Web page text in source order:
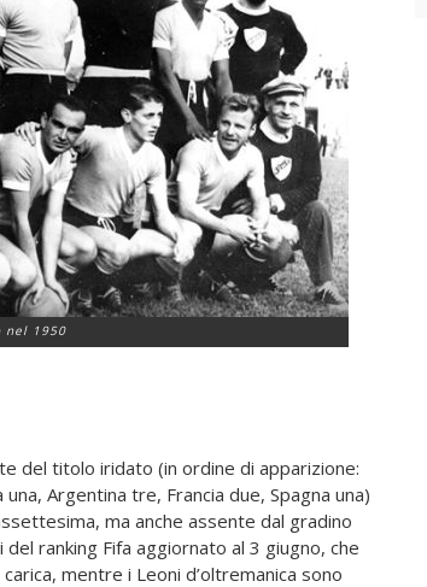
nel 1950
del titolo iridato (in ordine di apparizione:
Argentina tre, Francia due, Spagna una)
ma anche assente dal gradino
ranking Fifa aggiornato al 3 giugno, che
mentre i Leoni d’oltremanica sono